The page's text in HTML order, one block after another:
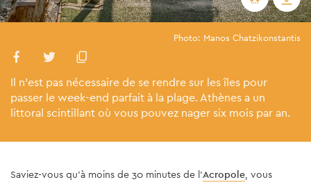
Photo: Manos Chatzikonstantis
Il n’est pas nécessaire de se rendre sur les îles pour
passer le week-end parfait à la plage. Athènes a un
littoral scintillant où vous pouvez nager six mois par an.
Saviez-vous qu’à moins de 30 minutes de l’Acropole, vous